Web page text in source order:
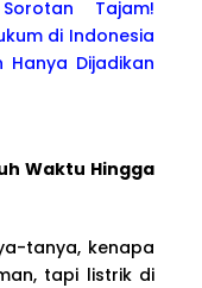
Sorotan Tajam!
di Indonesia
Hanya Dijadikan
Waktu Hingga
tanya, kenapa
tapi listrik di